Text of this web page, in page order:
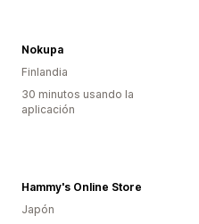
Nokupa
Finlandia
30 minutos usando la
aplicación
Hammy's Online Store
Japón